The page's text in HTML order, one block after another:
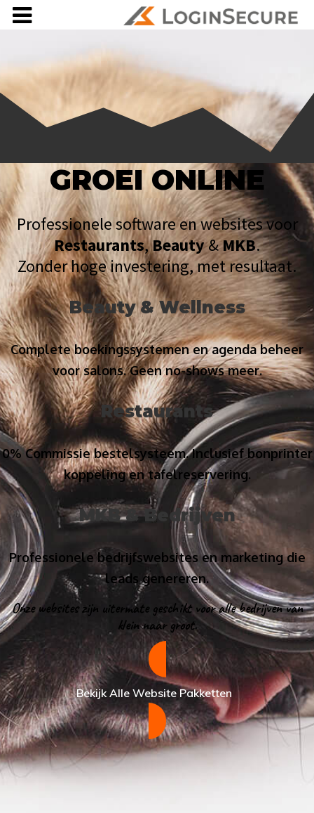
GROEI ONLINE
Professionele software en websites voor
Restaurants,Beauty&MKB.
Zonder hoge investering, met resultaat.
Beauty & Wellness
Complete boekingssystemen en agenda beheer
voor salons. Geen no-shows meer.
Restaurants
0% Commissie bestelsysteem. Inclusief bonprinter
koppeling en tafelreservering.
MKB & Bedrijven
Professionele bedrijfswebsites en marketing die
leads genereren.
Onze websites zijn uitermate geschikt voor alle bedrijven van
klein naar groot.
Bekijk Alle Website Pakketten